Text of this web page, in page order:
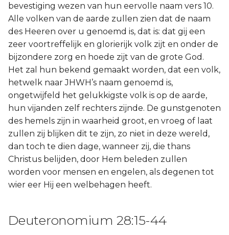
bevestiging wezen van hun eervolle naam vers 10.
Alle volken van de aarde zullen zien dat de naam
des Heeren over u genoemd is, dat is: dat gij een
zeer voortreffelijk en glorierijk volk zijt en onder de
bijzondere zorg en hoede zijt van de grote God.
Het zal hun bekend gemaakt worden, dat een volk,
hetwelk naar JHWH’s naam genoemd is,
ongetwijfeld het gelukkigste volk is op de aarde,
hun vijanden zelf rechters zijnde. De gunstgenoten
des hemels zijn in waarheid groot, en vroeg of laat
zullen zij blijken dit te zijn, zo niet in deze wereld,
dan toch te dien dage, wanneer zij, die thans
Christus belijden, door Hem beleden zullen
worden voor mensen en engelen, als degenen tot
wier eer Hij een welbehagen heeft.
Deuteronomium 28:15-44